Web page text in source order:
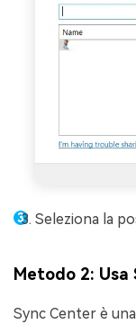
Seleziona la
Metodo 2: Usa
Sync Center è